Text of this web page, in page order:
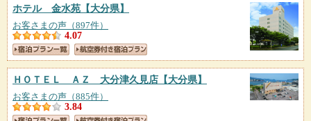
ホテル 金水苑 【大分県】
お客さまの声（897件）
4.07
ＨＯＴＥＬ ＡＺ 大分津久見店 【大分県】
お客さまの声（885件）
3.84